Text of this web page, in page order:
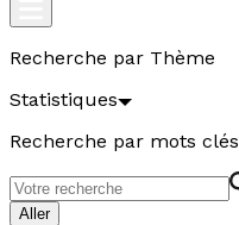
Recherche par Thème
Statistiques
Recherche par mots clés
Aller